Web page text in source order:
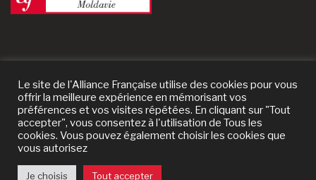
Le site de l'Alliance Française utilise des cookies pour vous
offrir la meilleure expérience en mémorisant vos
préférences et vos visites répétées. En cliquant sur "Tout
accepter", vous consentez à l'utilisation de Tous les
cookies. Vous pouvez également choisir les cookies que
vous autorisez
Je choisis Tout accepter